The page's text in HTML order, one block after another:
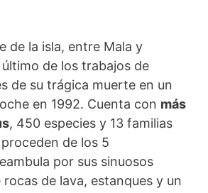
de la isla, entre Mala y
último de los trabajos de
de su trágica muerte en un
en 1992. Cuenta con más
, 450 especies y 13 familias
de los 5
por sus sinuosos
de lava, estanques y un